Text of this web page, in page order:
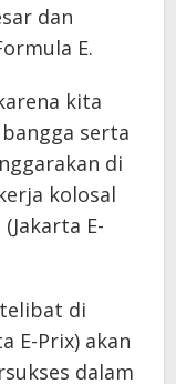
dan
E.
kita
serta
di
kolosal
E-
di
E-Prix) akan
dalam